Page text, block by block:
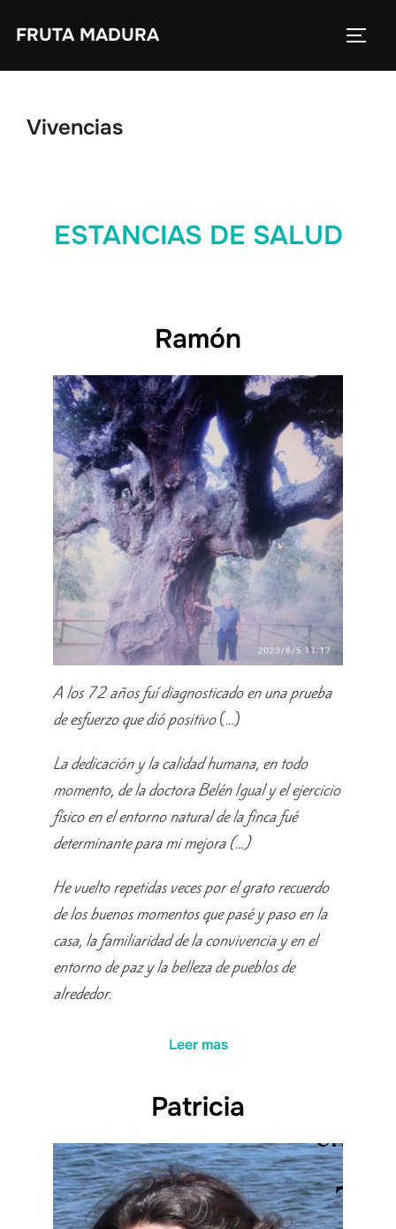
FRUTA MADURA
Vivencias
ESTANCIAS DE SALUD
Ramón
A los 72 años fuí diagnosticado en una prueba
de esfuerzo que dió positivo(…)
La dedicación y la calidad humana, en todo
momento, de la doctora Belén Igual y el ejercicio
físico en el entorno natural de la finca fué
determinante para mi mejora (…)
He vuelto repetidas veces por el grato recuerdo
de los buenos momentos que pasé y paso en la
casa, la familiaridad de la convivencia y en el
entorno de paz y la belleza de pueblos de
alrededor.
Leer mas
Patricia